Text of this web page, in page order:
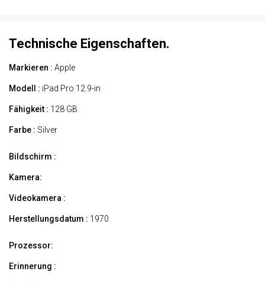
Technische Eigenschaften.
Markieren : Apple
Modell : iPad Pro 12.9-in
Fähigkeit : 128 GB
Farbe : Silver
Bildschirm :
Kamera:
Videokamera :
Herstellungsdatum : 1970
Prozessor:
Erinnerung :